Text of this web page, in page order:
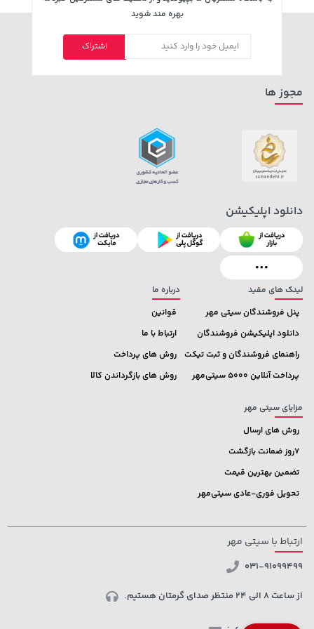
66,680,000 تومان خرید 3,879,000 تومان
43,680,000 تومان خرید 42,179,000 تومان
بهره مند شوید
اشتراک
لینک های مفید
پنل فروشندگان سیتی مهر
دانلود اپلیکیشن فروشندگان
راهنمای فروشندگان و ثبت تیکت
پرداخت آنلاین 5000 سیتی‌مهر
درباره ما
قوانین
ارتباط با ما
روش های پرداخت
روش های بازگرداندن کالا
مزایای سیتی مهر
روش های ارسال
7روز ضمانت بازگشت
تضمین بهترین قیمت
تحویل فوری-عادی سیتی‌مهر
مجوز ها
دانلود اپلیکیشن
ارتباط با سیتی مهر
031-91099499
از ساعت 8 الی 24 منتظر صدای گرمتان هستیم.